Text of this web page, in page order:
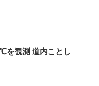
を観測 道内ことし